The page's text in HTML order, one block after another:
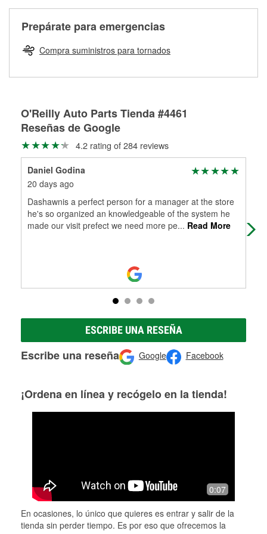
partes de reemplazo correctas para tu reparación.
Rectificación de tambores y discos de freno
Prepárate para emergencias
Compra suministros para tornados
O'Reilly Auto Parts Tienda #4461
Reseñas de Google
4.2 rating of 284 reviews
Daniel Godina
20 days ago
Dashawnis a perfect person for a manager at the store
he's so organized an knowledgeable of the system he
made our visit prefect we need more pe... Read More
ESCRIBE UNA RESEÑA
Escribe una reseña Google Facebook
¡Ordena en línea y recógelo en la tienda!
0:07
En ocasiones, lo único que quieres es entrar y salir de la
tienda sin perder tiempo. Es por eso que ofrecemos la